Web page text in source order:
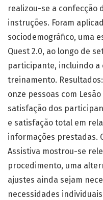
realizou-se a confecção
instruções. Foram
sociodemográfico, uma
Quest 2.0, ao longo de
participante, incluindo
treinamento.
onze pessoas com
satisfação dos
e satisfação total em
informações prestadas.
Assistiva mostrou-se
procedimento, uma
ajustes ainda sejam
necessidades